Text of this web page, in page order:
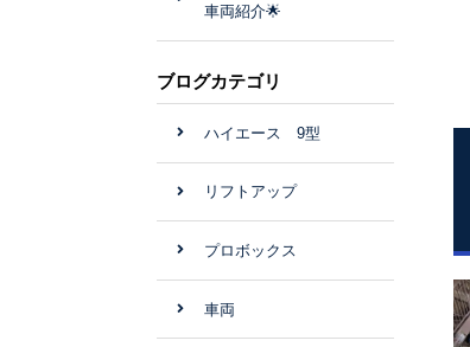
車両紹介🌟
ブログカテゴリ
ハイエース 9型
リフトアップ
プロボックス
車両